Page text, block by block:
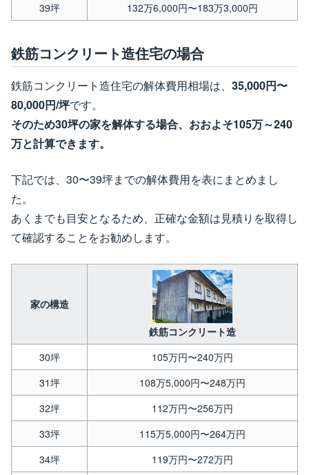
39坪
132万6,000円〜183万3,000円
鉄筋コンクリート造住宅の場合
鉄筋コンクリート造住宅の解体費用相場は、 35,000円〜
80,000円/坪です。
そのため30坪の家を解体する場合、おおよそ105万～240
万と計算できます。
下記では、30〜39坪までの解体費用を表にまとめまし
た。
あくまでも目安となるため、正確な金額は見積りを取得し
て確認することをお勧めします。
家の構造
鉄筋コンクリート造
30坪
105万円〜240万円
31坪
108万5,000円〜248万円
32坪
112万円〜256万円
33坪
115万5,000円〜264万円
34坪
119万円〜272万円